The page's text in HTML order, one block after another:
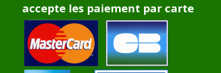
accepte les paiement par carte